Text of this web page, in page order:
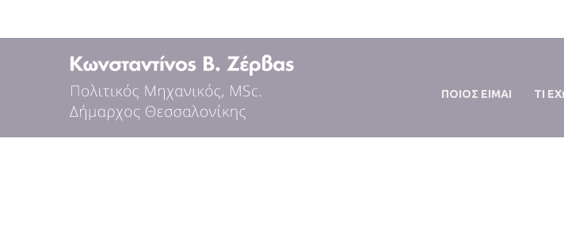
ΠΟΙΟΣ ΕΙΜΑΙ ΤΙ